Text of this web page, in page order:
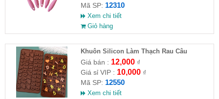
Mã SP: 12310
Xem chi tiết
Giỏ hàng
Khuôn Silicon Làm Thạch Rau Câu
Chocolate
Giá bán : 12,000₫
Giá sỉ VIP : 10,000₫
Mã SP: 12550
Xem chi tiết